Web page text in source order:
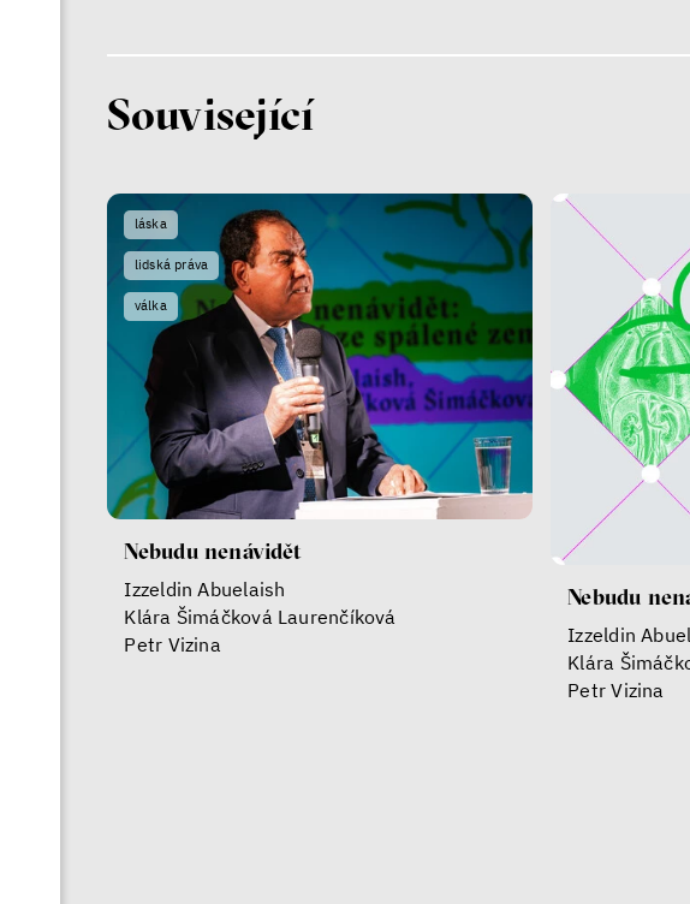
Související
láska
lidská práva
válka
Nebudu nenávidět
Izzeldin Abuelaish
Klára Šimáčková Laurenčíková
Petr Vizina
Nebudu
Izzeldin
Klára
Petr Vizina